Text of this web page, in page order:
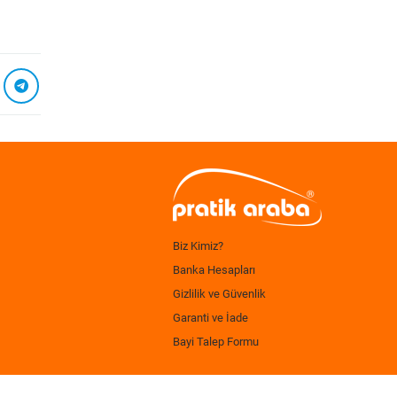
Biz Kimiz?
Banka Hesapları
Gizlilik ve Güvenlik
Garanti ve İade
Bayi Talep Formu